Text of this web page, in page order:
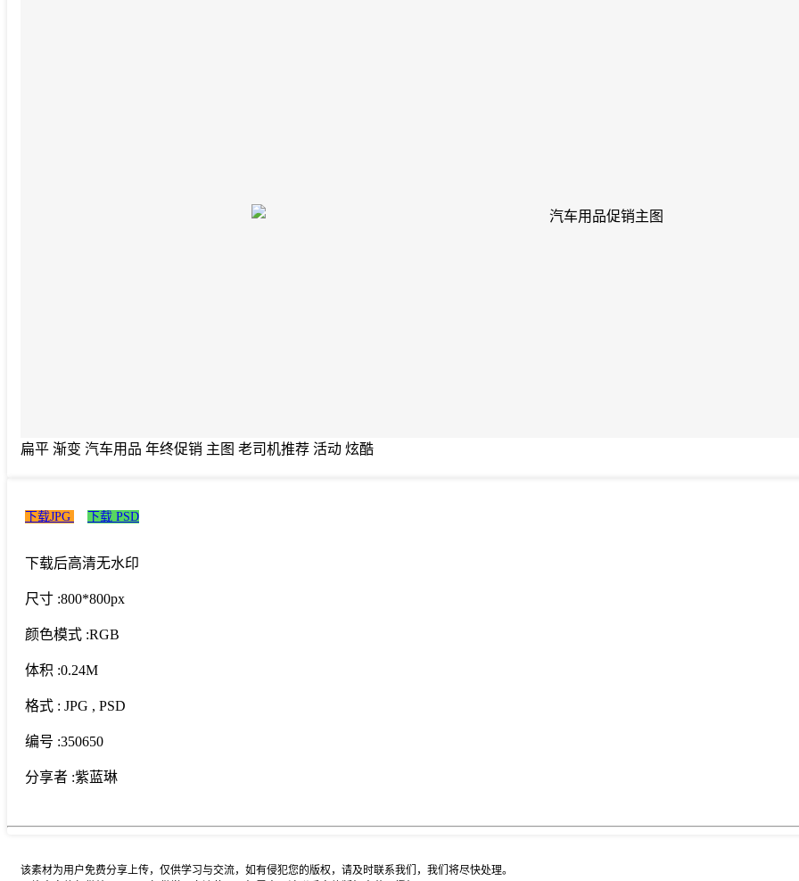
扁平 渐变 汽车用品 年终促销 主图 老司机推荐 活动 炫酷
下载JPG 下载 PSD
下载后高清无水印
尺寸 :800*800px
颜色模式 :RGB
体积 :0.24M
格式 : JPG , PSD
编号 :350650
分享者 :紫蓝琳
该素材为用户免费分享上传，仅供学习与交流，如有侵犯您的版权，请及时联系我们，我们将尽快处理。